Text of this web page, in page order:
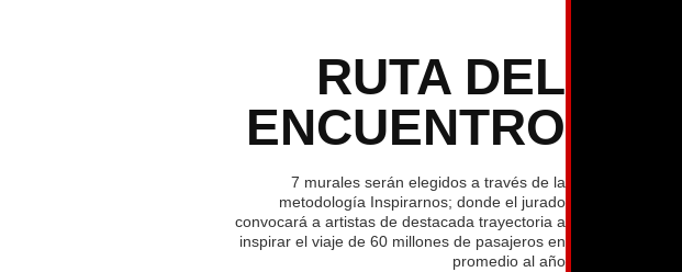
RUTA DEL
ENCUENTRO
7 murales serán elegidos a través de la
metodología Inspirarnos; donde el jurado
convocará a artistas de destacada trayectoria a
inspirar el viaje de 60 millones de pasajeros en
promedio al año